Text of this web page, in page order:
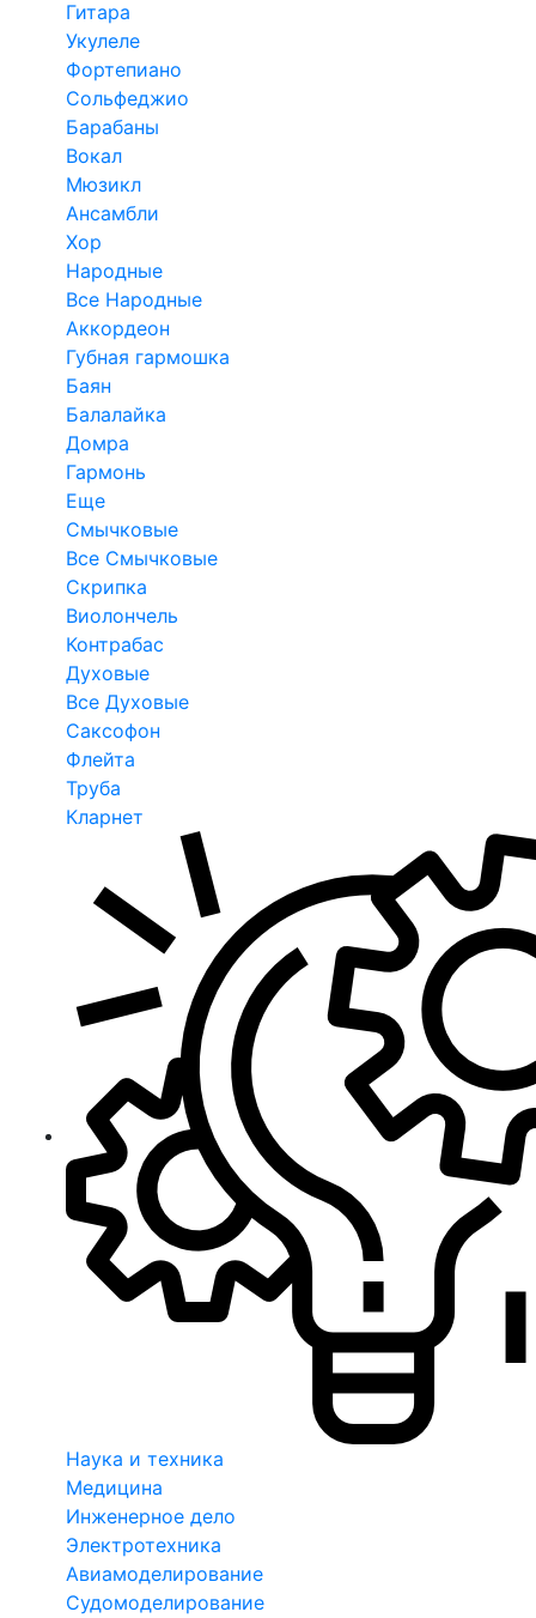
Гитара
Укулеле
Фортепиано
Сольфеджио
Барабаны
Вокал
Мюзикл
Ансамбли
Хор
Народные
Все Народные
Аккордеон
Губная гармошка
Баян
Балалайка
Домра
Гармонь
Еще
Смычковые
Все Смычковые
Скрипка
Виолончель
Контрабас
Духовые
Все Духовые
Саксофон
Флейта
Труба
Кларнет
Наука и техника
Медицина
Инженерное дело
Электротехника
Авиамоделирование
Судомоделирование